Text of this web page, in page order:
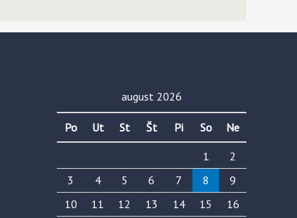
august 2026
Po Ut St Št Pi So Ne
1
2
3
4 5 6 7 8
9
10
11 12 13 14 15 16